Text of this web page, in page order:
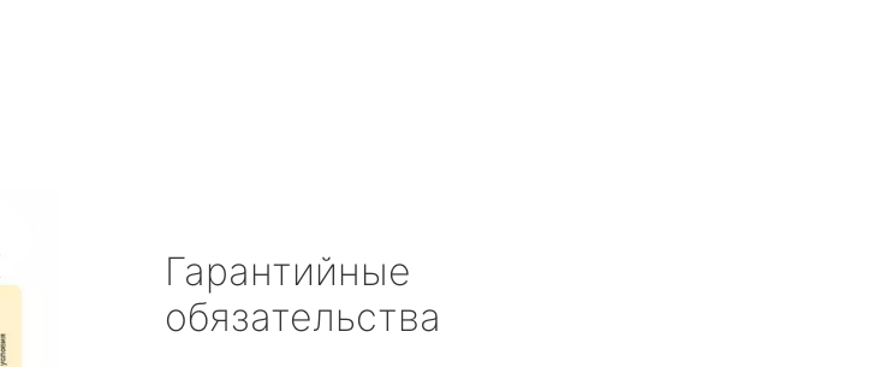
Гарантийные
обязательства